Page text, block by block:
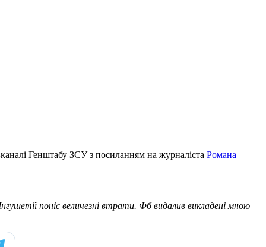
Генштабу ЗСУ з посиланням на журналіста Романа
поніс величезні втрати. Фб видалив викладені мною